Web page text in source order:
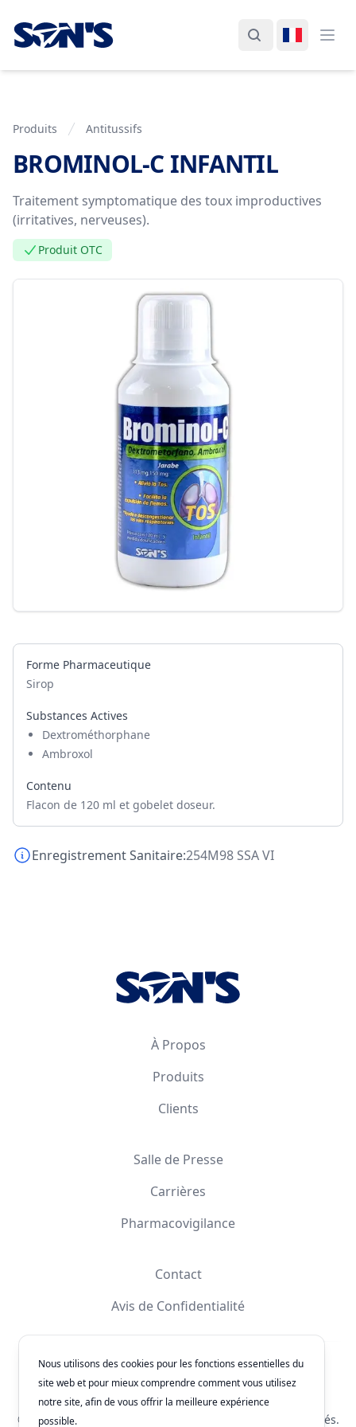
Laboratorios Química Son's
Rechercher
Changer
Produits Antitussifs
BROMINOL-C INFANTIL
Information de Produit
Traitement symptomatique des toux improductives
(irritatives, nerveuses).
Produit OTC
Forme Pharmaceutique
Sirop
Substances Actives
Dextrométhorphane
Ambroxol
Contenu
Flacon de 120 ml et gobelet doseur.
Enregistrement Sanitaire:254M98 SSA VI
À Propos
Produits
Clients
Salle de Presse
Carrières
Pharmacovigilance
Contact
Avis de Confidentialité
FacebookInstagramYouTubeX
© 2026Laboratorios Química Son's . Tous les droits réservés.
Nous utilisons des cookies pour les fonctions essentielles du
site web et pour mieux comprendre comment vous utilisez
notre site, afin de vous offrir la meilleure expérience
possible.